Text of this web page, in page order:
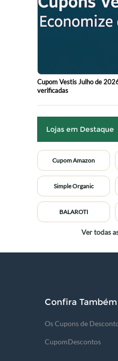
Cupom Vestis Julho de
verificadas
Lojas em Destaque
Cupom Amazon
Simple Organic
BALAROTI
Ver todas
Confira Também
Os Cupons de
CupomDescontos